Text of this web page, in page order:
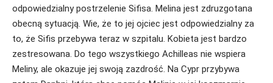
odpowiedzialny postrzelenie Sifisa. Melina jest zdruzgotana
obecną sytuacją. Wie, że to jej ojciec jest odpowiedzialny za
to, że Sifis przebywa teraz w szpitalu. Kobieta jest bardzo
zestresowana. Do tego wszystkiego Achilleas nie wspiera
Meliny, ale okazuje jej swoją zazdrość. Na Cypr przybywa